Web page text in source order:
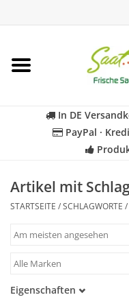
Startseite
Kräuter
Für Kinder
Geschenkideen
In DE
PayPal ·
Artikel mit
STARTSEITE /SCHLAGWORTE /
Eigenschaften